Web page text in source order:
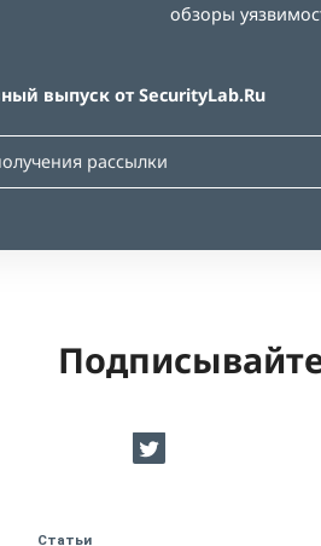
обзоры
выпуск от SecurityLab.Ru
Статьи